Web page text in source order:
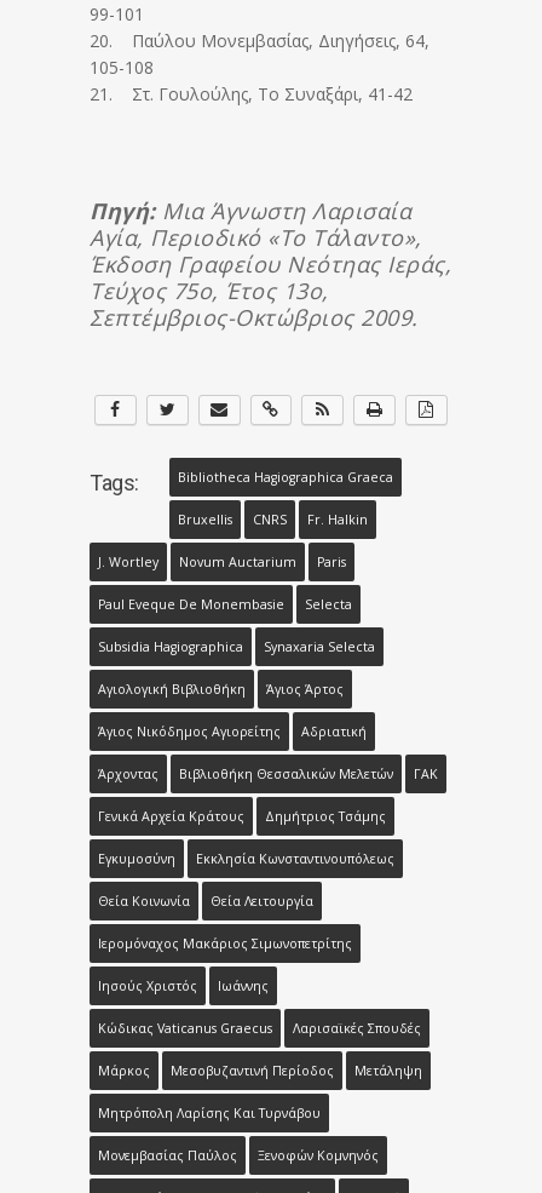
99-101
20. Παύλου Μονεμβασίας, Διηγήσεις, 64,
105-108
21. Στ. Γουλούλης, Το Συναξάρι, 41-42
Πηγή:Μια Άγνωστη Λαρισαία
Αγία, Περιοδικό «Το Τάλαντο»,
Έκδοση Γραφείου Νεότηας Ιεράς,
Τεύχος 75ο, Έτος 13ο,
Σεπτέμβριος-Οκτώβριος 2009.
Tags: Bibliotheca Hagiographica Graeca
Bruxellis CNRS Fr. Halkin
J. Wortley Novum Auctarium Paris
Paul Eveque De Monembasie Selecta
Subsidia Hagiographica Synaxaria Selecta
Αγιολογική Βιβλιοθήκη Άγιος Άρτος
Άγιος Νικόδημος Αγιορείτης Αδριατική
Άρχοντας Βιβλιοθήκη Θεσσαλικών Μελετών ΓΑΚ
Γενικά Αρχεία Κράτους Δημήτριος Τσάμης
Εγκυμοσύνη Εκκλησία Κωνσταντινουπόλεως
Θεία Κοινωνία Θεία Λειτουργία
Ιερομόναχος Μακάριος Σιμωνοπετρίτης
Ιησούς Χριστός Ιωάννης
Κώδικας Vaticanus Graecus Λαρισαϊκές Σπουδές
Μάρκος Μεσοβυζαντινή Περίοδος Μετάληψη
Μητρόπολη Λαρίσης Και Τυρνάβου
Μονεμβασίας Παύλος Ξενοφών Κομνηνός